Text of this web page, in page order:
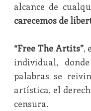
alcance de
carecemos de
“Free The Artits”,
individual,
palabras se
artística, el
censura.